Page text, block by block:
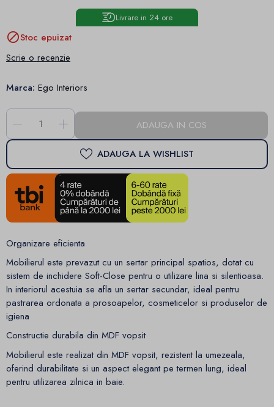
Livrare in 24 ore
Stoc epuizat
Scrie o recenzie
Marca: Ego Interiors
- + ADAUGA IN COS
ADAUGA LA WISHLIST
Organizare eficienta
Mobilierul este prevazut cu un sertar principal spatios, dotat cu
sistem de inchidere Soft-Close pentru o utilizare lina si silentioasa.
In interiorul acestuia se afla un sertar secundar, ideal pentru
pastrarea ordonata a prosoapelor, cosmeticelor si produselor de
igiena
Constructie durabila din MDF vopsit
Mobilierul este realizat din MDF vopsit, rezistent la umezeala,
oferind durabilitate si un aspect elegant pe termen lung, ideal
pentru utilizarea zilnica in baie.